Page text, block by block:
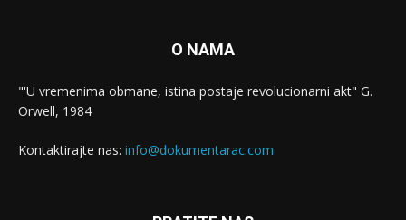
O NAMA
"'U vremenima obmane, istina postaje revolucionarni akt" G.
Orwell, 1984
Kontaktirajte nas: info@dokumentarac.com